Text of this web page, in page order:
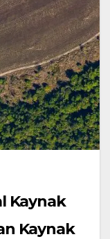
Kaynak
Kaynak